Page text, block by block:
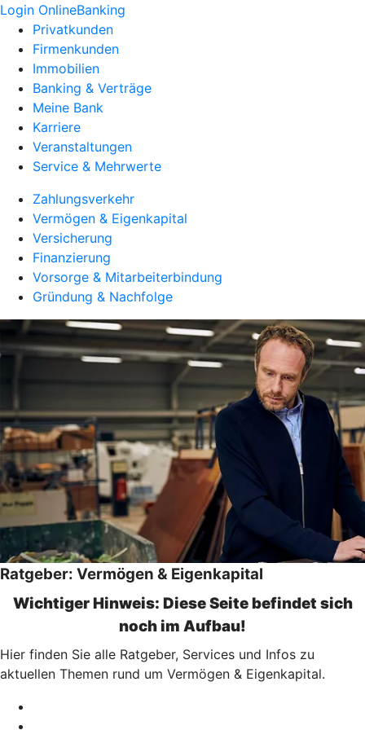
Login OnlineBanking
Privatkunden
Firmenkunden
Immobilien
Banking & Verträge
Meine Bank
Karriere
Veranstaltungen
Service & Mehrwerte
Zahlungsverkehr
Vermögen & Eigenkapital
Versicherung
Finanzierung
Vorsorge & Mitarbeiterbindung
Gründung & Nachfolge
Ratgeber: Vermögen & Eigenkapital
Wichtiger Hinweis: Diese Seite befindet sich
noch im Aufbau!
Hier finden Sie alle Ratgeber, Services und Infos zu
aktuellen Themen rund um Vermögen & Eigenkapital.